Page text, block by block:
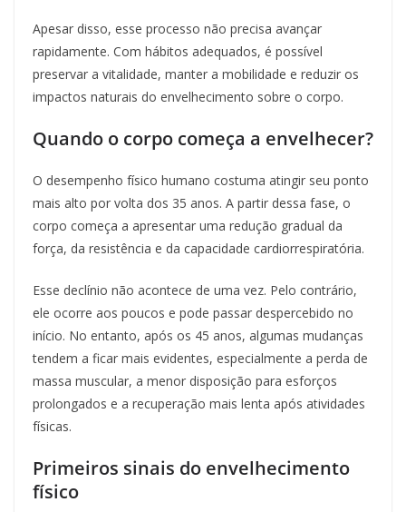
Apesar disso, esse processo não precisa avançar
rapidamente. Com hábitos adequados, é possível
preservar a vitalidade, manter a mobilidade e reduzir os
impactos naturais do envelhecimento sobre o corpo.
Quando o corpo começa a envelhecer?
O desempenho físico humano costuma atingir seu ponto
mais alto por volta dos 35 anos. A partir dessa fase, o
corpo começa a apresentar uma redução gradual da
força, da resistência e da capacidade cardiorrespiratória.
Esse declínio não acontece de uma vez. Pelo contrário,
ele ocorre aos poucos e pode passar despercebido no
início. No entanto, após os 45 anos, algumas mudanças
tendem a ficar mais evidentes, especialmente a perda de
massa muscular, a menor disposição para esforços
prolongados e a recuperação mais lenta após atividades
físicas.
Primeiros sinais do envelhecimento
físico